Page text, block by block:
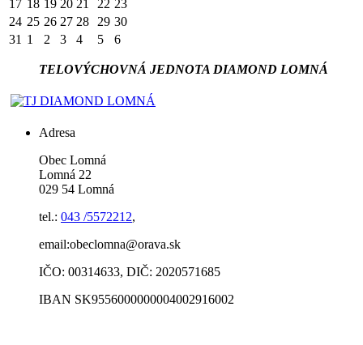
17 18 19 20 21 22 23
24 25 26 27 28 29 30
31 1 2 3 4 5 6
TELOVÝCHOVNÁ JEDNOTA DIAMOND LOMNÁ
Adresa
Obec Lomná
Lomná 22
029 54 Lomná
tel.: 043 /5572212,
email:obeclomna@orava.sk
IČO: 00314633, DIČ: 2020571685
IBAN SK9556000000004002916002